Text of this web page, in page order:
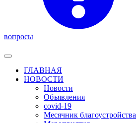
вопросы
ГЛАВНАЯ
НОВОСТИ
Новости
Объявления
covid-19
Месячник благоустройства